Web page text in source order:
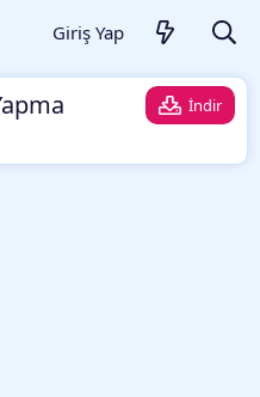
Giriş Yap
İndir